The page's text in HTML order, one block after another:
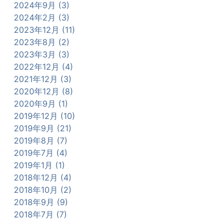
2024年9月 (3)
2024年2月 (3)
2023年12月 (11)
2023年8月 (2)
2023年3月 (3)
2022年12月 (4)
2021年12月 (3)
2020年12月 (8)
2020年9月 (1)
2019年12月 (10)
2019年9月 (21)
2019年8月 (7)
2019年7月 (4)
2019年1月 (1)
2018年12月 (4)
2018年10月 (2)
2018年9月 (9)
2018年7月 (7)